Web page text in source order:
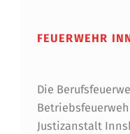
FEUERWEHR
Die
Justizanstalt